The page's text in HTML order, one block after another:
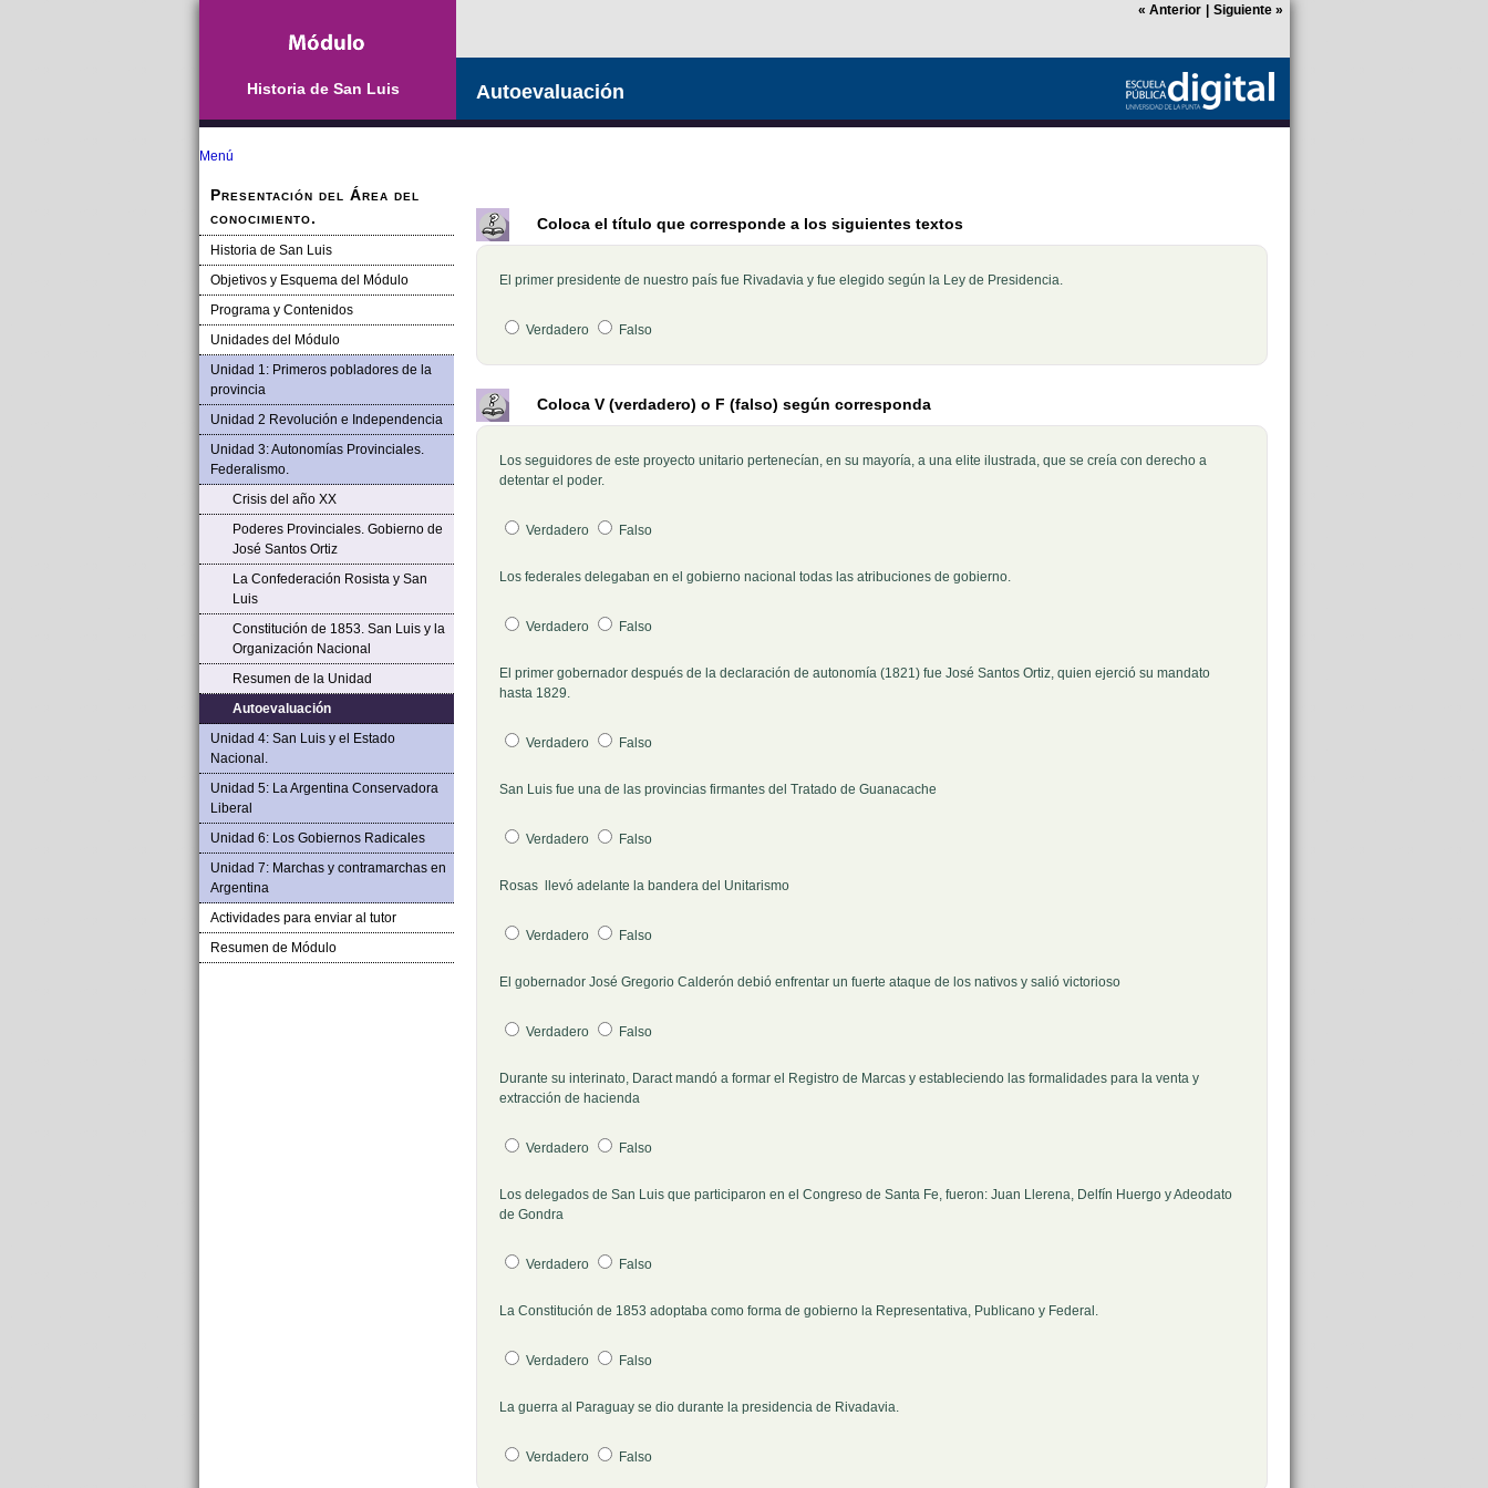
Historia de San Luis
Menú
Presentación del Área del
conocimiento.
Historia de San Luis
Objetivos y Esquema del Módulo
Programa y Contenidos
Unidades del Módulo
Unidad 1: Primeros pobladores de la
provincia
Unidad 2 Revolución e Independencia
Unidad 3: Autonomías Provinciales.
Federalismo.
Crisis del año XX
Poderes Provinciales. Gobierno de
José Santos Ortiz
La Confederación Rosista y San
Luis
Constitución de 1853. San Luis y la
Organización Nacional
Resumen de la Unidad
Autoevaluación
Unidad 4: San Luis y el Estado
Nacional.
Unidad 5: La Argentina Conservadora
Liberal
Unidad 6: Los Gobiernos Radicales
Unidad 7: Marchas y contramarchas en
Argentina
Actividades para enviar al tutor
Resumen de Módulo
« Anterior Siguiente»
Autoevaluación
Coloca el título que corresponde a los siguientes textos
Pregunta 1
El primer presidente de nuestro país fue Rivadavia y fue elegido según la Ley de Presidencia.
Verdadero Falso
Coloca V (verdadero) o F (falso) según corresponda
Pregunta 1
Los seguidores de este proyecto unitario pertenecían, en su mayoría, a una elite ilustrada, que se creía con derecho a
detentar el poder.
Verdadero Falso
Pregunta 2
Los federales delegaban en el gobierno nacional todas las atribuciones de gobierno.
Verdadero Falso
Pregunta 3
El primer gobernador después de la declaración de autonomía (1821) fue José Santos Ortiz, quien ejerció su mandato
hasta 1829.
Verdadero Falso
Pregunta 4
San Luis fue una de las provincias firmantes del Tratado de Guanacache
Verdadero Falso
Pregunta 5
Rosas llevó adelante la bandera del Unitarismo
Verdadero Falso
Pregunta 6
El gobernador José Gregorio Calderón debió enfrentar un fuerte ataque de los nativos y salió victorioso
Verdadero Falso
Pregunta 7
Durante su interinato, Daract mandó a formar el Registro de Marcas y estableciendo las formalidades para la venta y
extracción de hacienda
Verdadero Falso
Pregunta 8
Los delegados de San Luis que participaron en el Congreso de Santa Fe, fueron: Juan Llerena, Delfín Huergo y Adeodato
de Gondra
Verdadero Falso
Pregunta 9
La Constitución de 1853 adoptaba como forma de gobierno la Representativa, Publicano y Federal.
Verdadero Falso
Pregunta 10
La guerra al Paraguay se dio durante la presidencia de Rivadavia.
Verdadero Falso